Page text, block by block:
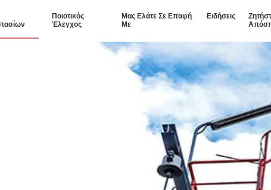
Ποιοτικός
Έλεγχος
Μας Ελάτε Σε Επαφή
Με
Ειδήσεις